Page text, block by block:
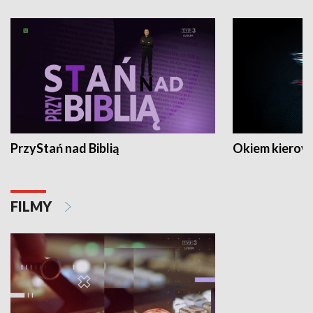
PrzyStań nad Biblią Okiem
FILMY